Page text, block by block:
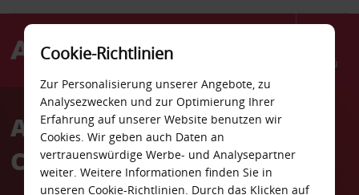
Menü
AvisAutovermietung Cape
Coral
Cookie-Richtlinien
Zur Personalisierung unserer Angebote, zu
Analysezwecken und zur Optimierung Ihrer
Erfahrung auf unserer Website benutzen wir
Cookies. Wir geben auch Daten an
vertrauenswürdige Werbe- und Analysepartner
weiter. Weitere Informationen finden Sie in
unseren Cookie-Richtlinien. Durch das Klicken auf